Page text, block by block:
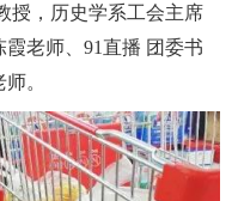
授，历史学系工会主席
老师、91直播 团委书
。